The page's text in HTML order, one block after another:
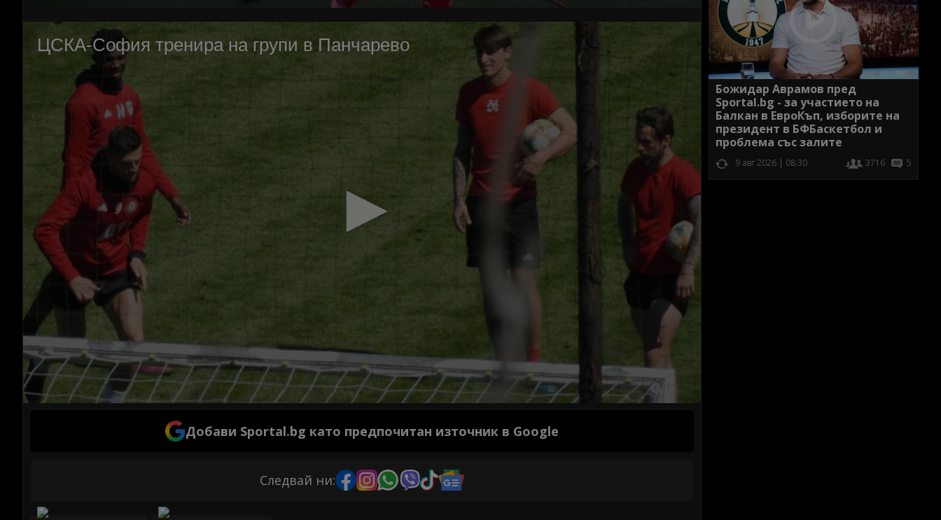
Добави Sportal.bg като предпочитан източник в Google
Следвай ни:
Божидар Аврамов пред
Sportal.bg - за участието на
Балкан в ЕвроКъп, изборите на
президент в БФБаскетбол и
проблема със залите
9 авг 2026 | 08:30 3716 5